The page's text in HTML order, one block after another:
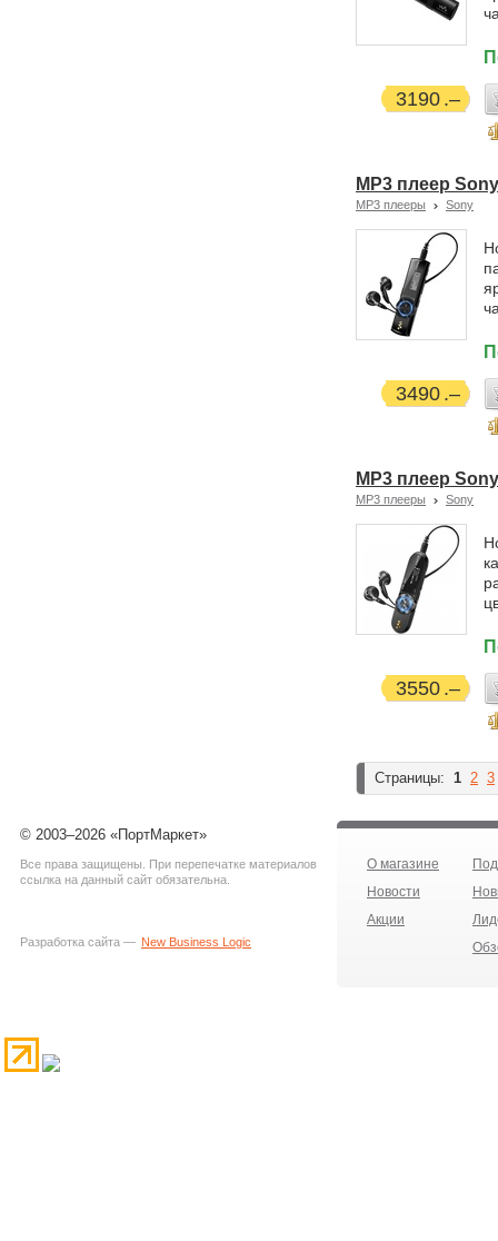
3190
MP3 плеер
MP3 плееры Sony
3490
MP3 плеер
MP3 плееры Sony
3550
Страницы: 1 2 3
© 2003–2026 «ПортМаркет»
Все права защищены. При перепечатке материалов
ссылка на данный сайт обязательна.
Разработка сайта — New Business Logic
О магазине
Новости
Акции